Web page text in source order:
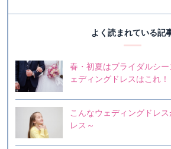
よく読まれている記
春・初夏はブライダルシ
ェディングドレスはこれ！
こんなウェディングドレ
レス～